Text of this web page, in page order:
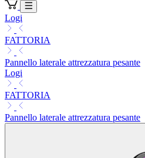
Logi
FATTORIA
Pannello laterale attrezzatura pesante
Logi
FATTORIA
Pannello laterale attrezzatura pesante